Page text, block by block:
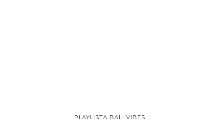
PLAYLISTA BALI VIBES